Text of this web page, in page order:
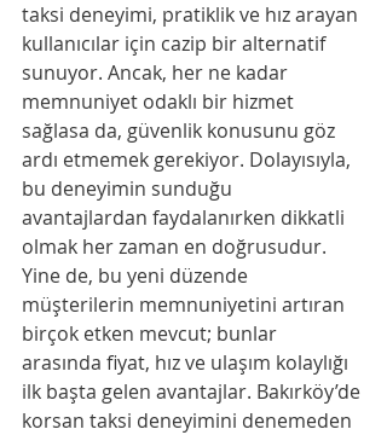
taksi deneyimi, pratiklik ve hız arayan
kullanıcılar için cazip bir alternatif
sunuyor. Ancak, her ne kadar
memnuniyet odaklı bir hizmet
sağlasa da, güvenlik konusunu göz
ardı etmemek gerekiyor. Dolayısıyla,
bu deneyimin sunduğu
avantajlardan faydalanırken dikkatli
olmak her zaman en doğrusudur.
Yine de, bu yeni düzende
müşterilerin memnuniyetini artıran
birçok etken mevcut; bunlar
arasında fiyat, hız ve ulaşım kolaylığı
ilk başta gelen avantajlar. Bakırköy’de
korsan taksi deneyimini denemeden